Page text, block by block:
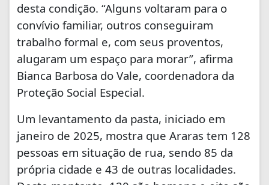
desta condição. “Alguns voltaram para o
convívio familiar, outros conseguiram
trabalho formal e, com seus proventos,
alugaram um espaço para morar”, afirma
Bianca Barbosa do Vale, coordenadora da
Proteção Social Especial.
Um levantamento da pasta, iniciado em
janeiro de 2025, mostra que Araras tem 128
pessoas em situação de rua, sendo 85 da
própria cidade e 43 de outras localidades.